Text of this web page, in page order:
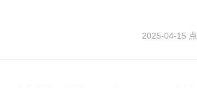
2025-04-15